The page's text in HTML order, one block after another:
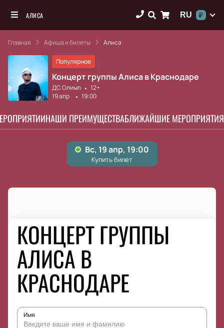
АЛИСА RU ₽
Главная Афиша и билеты Алиса
Популярное
Концерт группы Алиса в Краснодаре
ДС Олимп
12+
19 апр.
19:00
НАШИ ПРЕИМУЩЕСТВАБЛИЖАЙШИЕ МЕРОПРИЯТИЯ
КОНЦЕРТ ГРУППЫ
АЛИСА В
КРАСНОДАРЕ
Имя